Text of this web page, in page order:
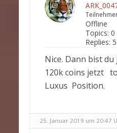
Offline
Topics: 0
Replies:
Nice. Dann bist
120k coins jetzt
Luxus Position.
25. Januar 2019 um 20:47